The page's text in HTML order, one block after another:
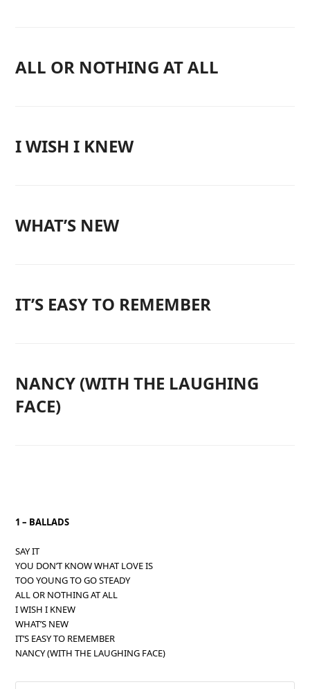
ALL OR NOTHING AT ALL
I WISH I KNEW
WHAT’S NEW
IT’S EASY TO REMEMBER
NANCY (WITH THE LAUGHING
FACE)
1 – BALLADS
SAY IT
YOU DON’T KNOW WHAT LOVE IS
TOO YOUNG TO GO STEADY
ALL OR NOTHING AT ALL
I WISH I KNEW
WHAT’S NEW
IT’S EASY TO REMEMBER
NANCY (WITH THE LAUGHING FACE)